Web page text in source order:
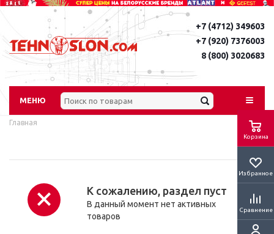
Корзина
Избранное
Сравнение
+7 (4712) 349603
+7 (920) 7376003
8 (800) 3020683
МЕНЮ
Главная
К сожалению, раздел пуст
В данный момент нет активных
товаров